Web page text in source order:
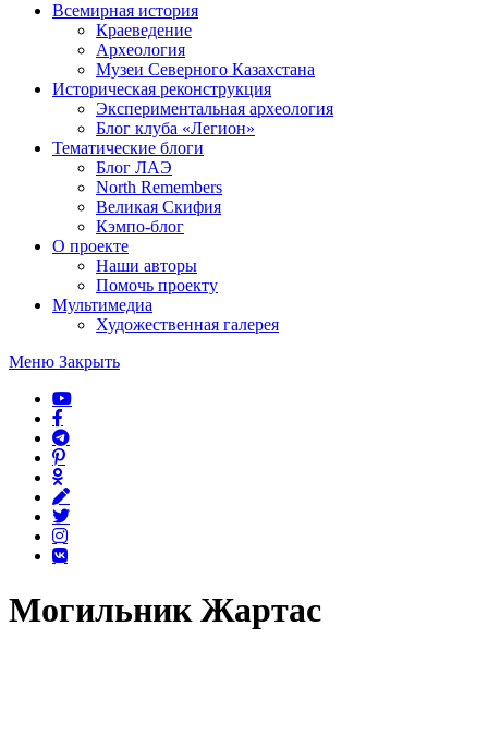
Всемирная история
Краеведение
Археология
Музеи Северного Казахстана
Историческая реконструкция
Экспериментальная археология
Блог клуба «Легион»
Тематические блоги
Блог ЛАЭ
North Remembers
Великая Скифия
Кэмпо-блог
О проекте
Наши авторы
Помочь проекту
Мультимедиа
Художественная галерея
Меню Закрыть
Могильник Жартас